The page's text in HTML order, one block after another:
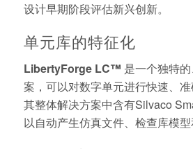
设计早期阶段评估新兴创新。
单元库的特征化
LibertyForge LC™ 是一个独特
案，可以对数字单元进行快速、准
其整体解决方案中含有Silvaco
以自动产生仿真文件、检查库模型